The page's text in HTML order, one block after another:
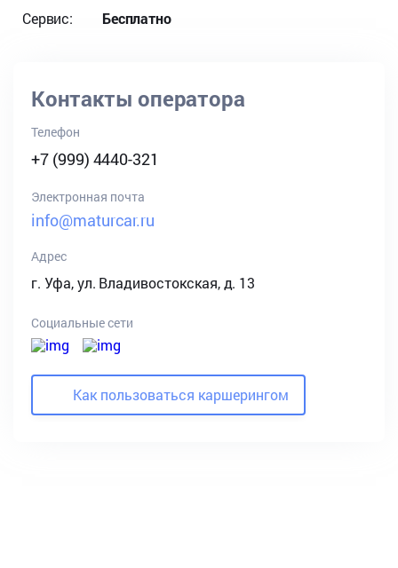
Сервис:
Бесплатно
Контакты оператора
Телефон
+7 (999) 4440-321
Электронная почта
info@maturcar.ru
Адрес
г. Уфа, ул. Владивостокская, д. 13
Социальные сети
Как пользоваться каршерингом